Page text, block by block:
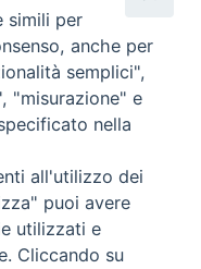
scrivere a:
simili per
anche per
semplici",
"misurazione" e
nella
all'utilizzo dei
puoi avere
utilizzati e
Cliccando su